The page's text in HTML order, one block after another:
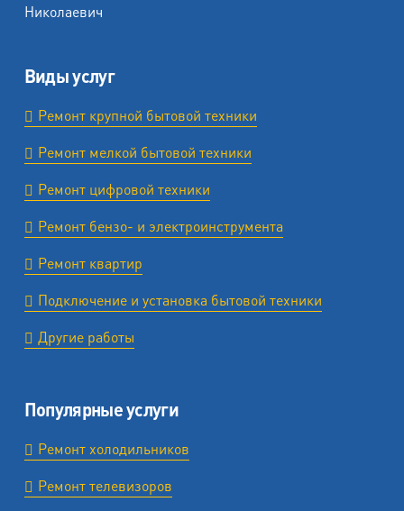
Николаевич
Виды услуг
Ремонт крупной бытовой техники
Ремонт мелкой бытовой техники
Ремонт цифровой техники
Ремонт бензо- и электроинструмента
Ремонт квартир
Подключение и установка бытовой техники
Другие работы
Популярные услуги
Ремонт холодильников
Ремонт телевизоров